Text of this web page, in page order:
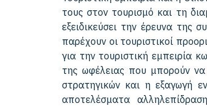
τους στον τουρισμό και τη
εξειδικεύσει την έρευνα της
παρέχουν οι τουριστικοί
για την τουριστική εμπειρία
της ωφέλειας που μπορούν να
στρατηγικών και η εξαγωγή
αποτελέσματα